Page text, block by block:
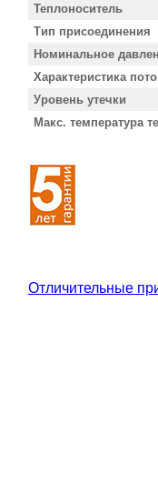
Теплоноситель
Тип присоединения
Номинальное
Характеристика
Уровень утечки
Макс. температура
Отличительные